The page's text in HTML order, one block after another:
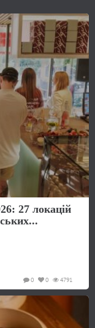
27 локацій
4791
0
0